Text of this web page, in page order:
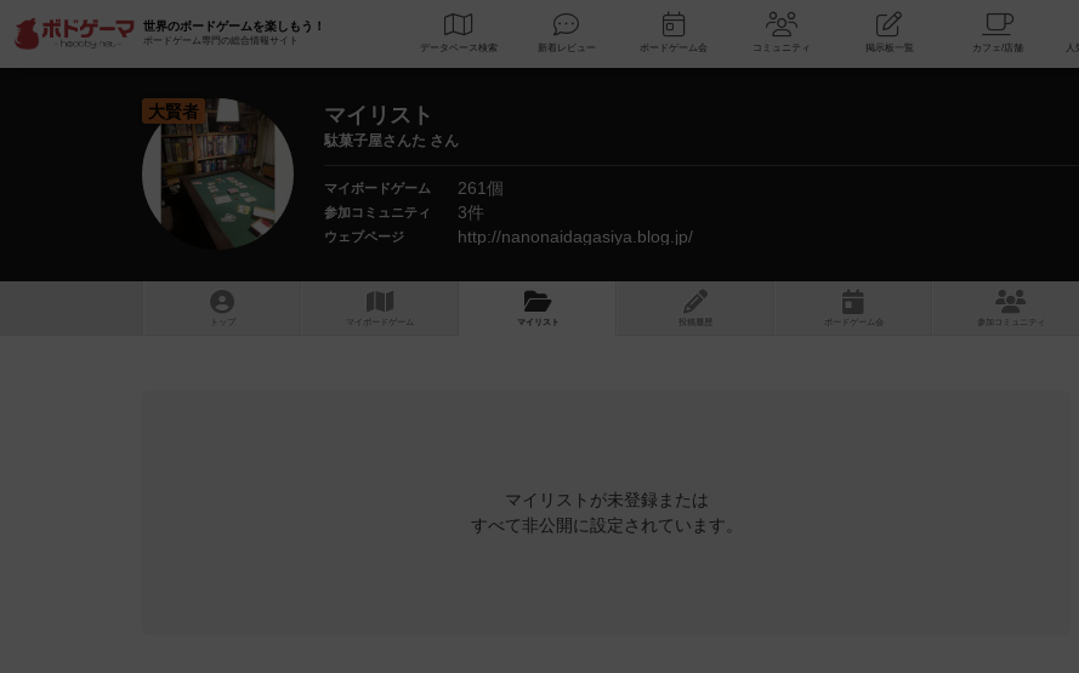
世界のボードゲームを楽しもう！
ボードゲーム専門の総合情報サイト
データベース 検索 新着レビュー ボードゲーム会 コミュニティ 掲示板一覧
大賢者 マイリスト
駄菓子屋さんた さん
マイボードゲーム 261個
参加コミュニティ 3件
ウェブページ http://nanonaidagasiya.blog.jp/
トップ マイボードゲーム マイリスト 投稿履歴 ボ ドゲ ーム コミュニティ
マイリストが未登録または
すべて非公開に設定されています。